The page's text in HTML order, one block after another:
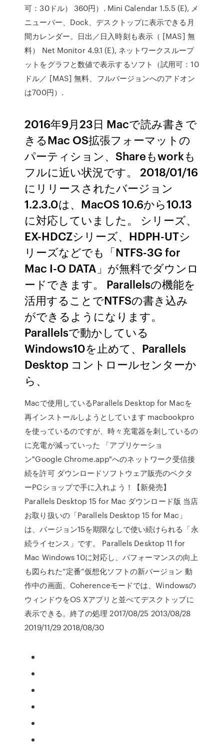
可：30ドル） 360円）. Mini Calendar 1.5.5 (E), メ
ニューバー、Dock、デスクトップに表示できる月
間カレンダー。日出／日入時刻も表示（ [MAS] 無
料） Net Monitor 4.9.1 (E), ネットワークスループ
ットをグラフと数値で表示するソフト（試用可：10
ドル／ [MAS] 無料、フルバージョンへのアドオン
は700円）.
2016年9月23日 Macで読み書きで
きるMac OS拡張フォーマットの
パーティション、Shareもworkも
フルに近い状況です。 2018/01/16
にリリースされたバージョン
1.2.3.0は、MacOS 10.6から10.13
に対応していました。 シリーズ、
EX-HDCZシリーズ、HDPH-UTシ
リーズなどでも「NTFS-3G for
Mac I-O DATA」が無料でダウンロ
ードできます。 Parallelsの機能を
活用することでNTFSの書き込み
ができるようになります。
Parallelsで動かしている
Windows10を止めて、Parallels
Desktop コントロールセンターか
ら、
Macで使用しているParallels Desktop for Macを
再インストールしようとしています macbookpro
を使っているのですが、時々充電器を刺しているの
に充電が減っていった 「アプリケーショ
ン"Google Chrome.app"へのネットワーク受信接
続を許可 ダウンロードソフトウェア販売のベクタ
ーPCショップで手に入れよう！【新発売】
Parallels Desktop 15 for Mac ダウンロード版 当店
お取り扱いの「Parallels Desktop 15 for Mac」
は、バージョン15を期限なしで使い続けられる「永
続ライセンス」です。 Parallels Desktop 11 for
Mac Windows 10に対応し、パフォーマンスの向上
も図られた“定番”仮想化ソフトの新バージョン 動
作中の画面。Coherenceモードでは、Windowsの
ウィンドウをOS Xアプリと並べてデスクトップに
表示できる。終了の処理 2017/08/25 2013/08/28
2019/11/29 2018/08/30